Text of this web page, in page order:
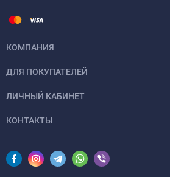
КОМПАНИЯ
ДЛЯ ПОКУПАТЕЛЕЙ
ЛИЧНЫЙ КАБИНЕТ
КОНТАКТЫ